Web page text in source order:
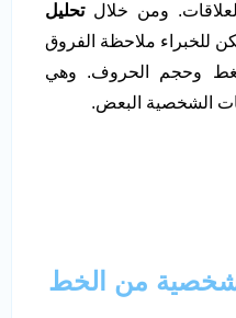
ومن خلالتحليل
للخبراء ملاحظة الفروق
وحجم الحروف. وهي
الشخصية البعض.
من الخط